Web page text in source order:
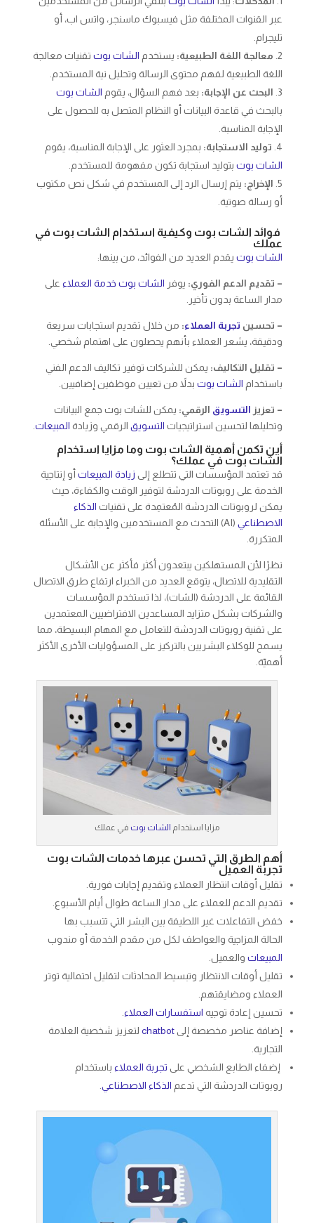
عبر القنوات المختلفة مثل فيسبوك ماسنجر، واتس اب، أو
تليجرام.
معالجة اللغة الطبيعية: يستخدم الشات بوتتقنيات معالجة
اللغة الطبيعية لفهم محتوى الرسالة وتحليل نية المستخدم.
البحث عن الإجابة: بعد فهم السؤال، يقوم الشات بوت
بالبحث في قاعدة البيانات أو النظام المتصل به للحصول على
الإجابة المناسبة.
توليد الاستجابة: بمجرد العثور على الإجابة المناسبة، يقوم
الشات بوتبتوليد استجابة تكون مفهومة للمستخدم.
الإخراج: يتم إرسال الرد إلى المستخدم في شكل نص مكتوب
أو رسالة صوتية.
فوائد الشات بوت وكيفية استخدام الشات بوت في
عملك
الشات بوتيقدم العديد من الفوائد، من بينها:
– تقديم الدعم الفوري: يوفر الشات بوت خدمة العملاءعلى
مدار الساعة بدون تأخير.
– تحسين تجربة العملاء: من خلال تقديم استجابات سريعة
ودقيقة، يشعر العملاء بأنهم يحصلون على اهتمام شخصي.
– تقليل التكاليف: يمكن للشركات توفير تكاليف الدعم الفني
باستخدام الشات بوتبدلاً من تعيين موظفين إضافيين.
– تعزيز التسويق الرقمي: يمكن للشات بوت جمع البيانات
وتحليلها لتحسين استراتيجيات التسويقالرقمي وزيادة المبيعات.
أين تكمن أهمية الشات بوت وما مزايا استخدام
الشات بوت في عملك؟
قد تعتمد المؤسسات التي تتطلع إلى زيادة المبيعاتأو إنتاجية
الخدمة على روبوتات الدردشة لتوفير الوقت والكفاءة، حيث
يمكن لروبوتات الدردشة المُعتمِدة على تقنيات الذكاء
الاصطناعي
(AI) التحدث مع المستخدمين والإجابة على الأسئلة
المتكررة.
نظرًا لأن المستهلكين يبتعدون أكثر فأكثر عن الأشكال
التقليدية للاتصال، يتوقع العديد من الخبراء ارتفاع طرق الاتصال
القائمة على الدردشة (الشات)، لذا تستخدم المؤسسات
والشركات بشكل متزايد المساعدين الافتراضيين المعتمدين
على تقنية روبوتات الدردشة للتعامل مع المهام البسيطة، مما
يسمح للوكلاء البشريين بالتركيز على المسؤوليات الأخرى الأكثر
أهميّة.
مزايا استخدام الشات بوت في عملك
أهم الطرق التي تحسن عبرها خدمات الشات بوت
تجربة العميل
تقليل أوقات انتظار العملاء وتقديم إجابات فورية.
تقديم الدعم للعملاء على مدار الساعة طوال أيام الأسبوع.
خفض التفاعلات غير اللطيفة بين البشر التي تتسبب بها
الحالة المزاجية والعواطف لكل من مقدم الخدمة أو مندوب
المبيعاتوالعميل.
تقليل أوقات الانتظار وتبسيط المحادثات لتقليل احتمالية توتر
العملاء ومضايقتهم.
تحسين إعادة توجيه استفسارات العملاء.
إضافة عناصر مخصصة إلىchatbotلتعزيز شخصية العلامة
التجارية.
إضفاء الطابع الشخصي على تجربة العملاءباستخدام
روبوتات الدردشة التي تدعم الذكاء الاصطناعي.